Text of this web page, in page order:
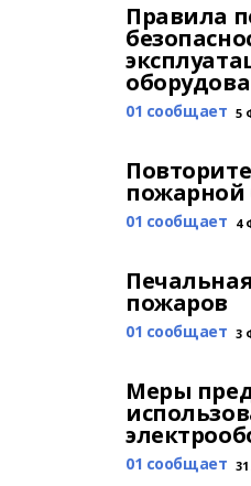
Правила
01 сообщает 5
пожарной
01 сообщает 4
пожаров
01 сообщает 3
Меры
01 сообщает